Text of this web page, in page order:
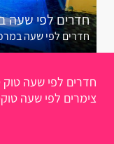
אחיטוב
אבטליון
אביאל
חדרים לפי שעה
חדרים לפי שעה
חדרים לפי שעה טוק
צימרים לפי שעה